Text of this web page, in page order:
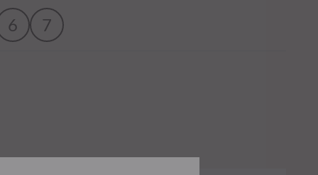
6 7